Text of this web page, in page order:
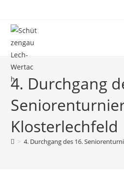
springen
4. Durchgang
Klosterlechfeld
> 4. Durchgang des 16.